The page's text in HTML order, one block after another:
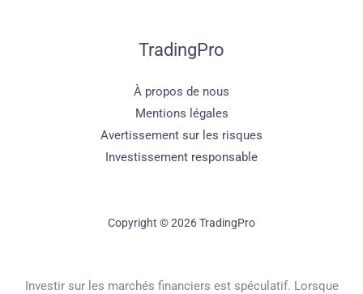
TradingPro
À propos de nous
Mentions légales
Avertissement sur les risques
Investissement responsable
Copyright © 2026 TradingPro
Investir sur les marchés financiers est spéculatif. Lorsque